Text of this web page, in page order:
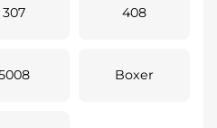
307 408
Boxer